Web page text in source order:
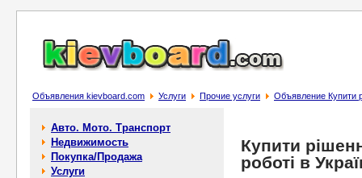
Объявления kievboard.com Услуги Прочие услуги Объявление Купити
Авто. Мото. Транспорт
Недвижимость
Покупка/Продажа
Услуги
Купити
роботі в